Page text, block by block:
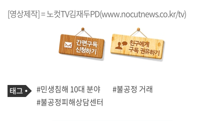
[영상제작] = 노컷TV김재두PD(www.nocutnews.co.kr/tv)
기
사
관
련
태
그
#민생침해 10대 분야
#불공정 거래
#불공정피해상담센터